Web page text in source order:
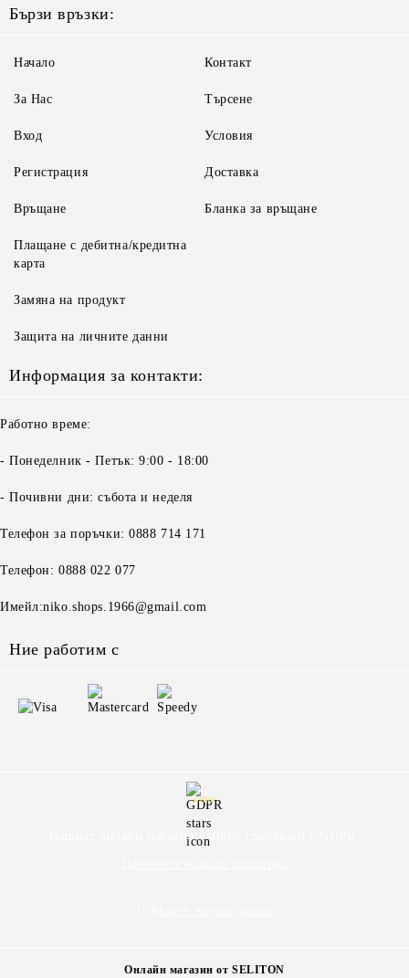
Бързи връзки:
Начало
За Нас
Вход
Регистрация
Контакт
Търсене
Условия
Доставка
Връщане
Плащане с дебитна/кредитна
карта
Замяна на продукт
Защита на личните данни
Бланка за връщане
Информация за контакти:
Работно време:
- Понеделник - Петък: 9:00 - 18:00
- Почивни дни: събота и неделя
Телефон за поръчки: 0888 714 171
Телефон: 0888 022 077
Имейл:niko.shops.1966@gmail.com
Ние работим с
GDPR
Нашият онлайн магазин е 100% съобразен с GDPR.
Онлайн магазин от SELITON